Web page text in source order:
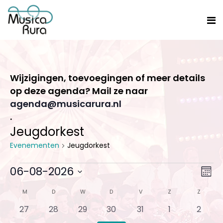
Wijzigingen, toevoegingen of meer details
op deze agenda? Mail ze naar
agenda@musicarura.nl
.
Jeugdorkest
Evenementen Jeugdorkest
Evenementen
06-08-2026
datum.
Kalender
M MAANDAGDDINSDAG W WOENSDAG
D DONDERDAG
VVRIJDAG Z ZATERDAGZ
0
27
0
28
0
29
0
30
0
31
0
1
0
2